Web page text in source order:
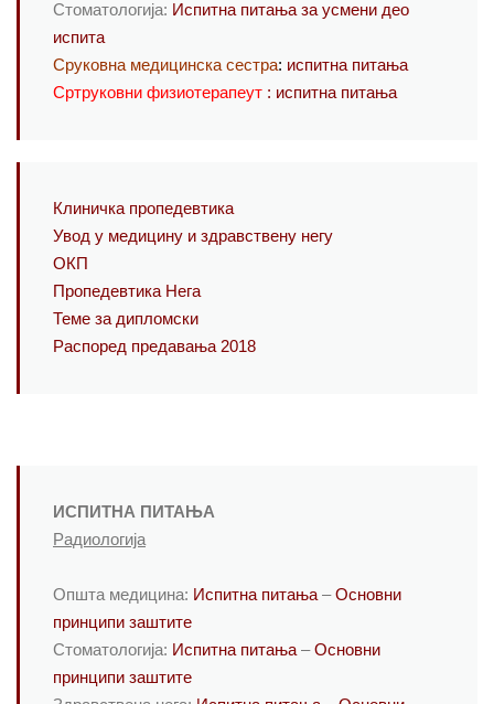
Стоматологија: Испитна питања за усмени део
испита
Сруковна медицинска сестра: испитна питања
Сртруковни физиотерапеут : испитна питања
Клиничка пропедевтика
Увод у медицину и здравствену негу
ОКП
Пропедевтика Нега
Теме за дипломски
Распоред предавања 2018
ИСПИТНА ПИТАЊА
Радиологија
Општа медицина: Испитна питања –Основни
принципи заштите
Стоматологија: Испитна питања –Основни
принципи заштите